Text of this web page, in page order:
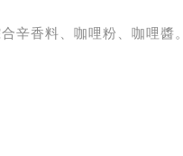
辛香料、咖哩粉、咖哩醬。